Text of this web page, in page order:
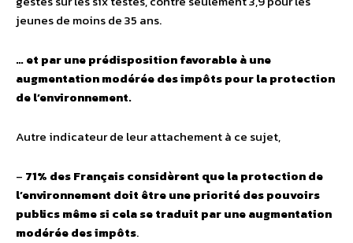
jeunes de moins de 35 ans.
… et par une prédisposition favorable à une
augmentation modérée des impôts pour la protection
de l’environnement.
Autre indicateur de leur attachement à ce sujet,
– 71% des Français considèrent que la protection de
l’environnement doit être une priorité des pouvoirs
publics même si cela se traduit par une augmentation
modérée des impôts.